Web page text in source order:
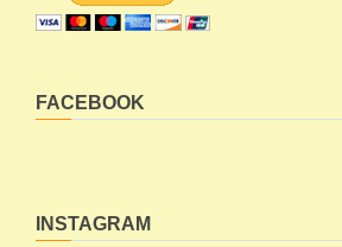
FACEBOOK
INSTAGRAM